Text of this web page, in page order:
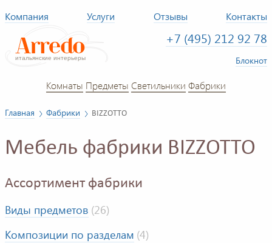
Компания Услуги Отзывы Контакты
+7 (495) 212 92 78
Блокнот
Комнаты Предметы Светильники Фабрики
Главная Фабрики BIZZOTTO
Мебель фабрики BIZZOTTO
Ассортимент фабрики
Виды предметов (26)
Композиции по разделам (4)